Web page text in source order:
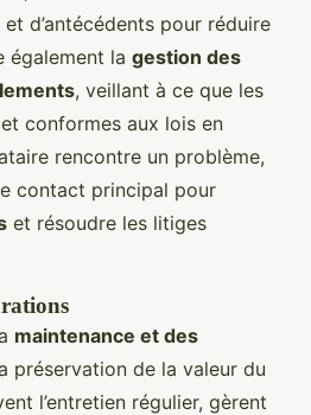
d’antécédents pour réduire
également la gestion des
, veillant à ce que les
conformes aux lois en
rencontre un problème,
contact principal pour
et résoudre les litiges
maintenance et des
préservation de la valeur du
l’entretien régulier, gèrent